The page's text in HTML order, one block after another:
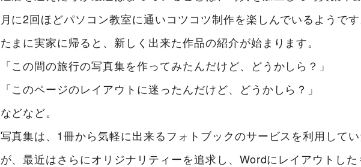
月に2回ほどパソコン教室に通いコツコツ制作を楽しんでいるようです
たまに実家に帰ると、新しく出来た作品の紹介が始まります。
「この間の旅行の写真集を作ってみたんだけど、どうかしら？」
「このページのレイアウトに迷ったんだけど、どうかしら？」
などなど。
写真集は、1冊から気軽に出来るフォトブックのサービスを利用して
が、最近はさらにオリジナリティーを追求し、Wordにレイアウトし